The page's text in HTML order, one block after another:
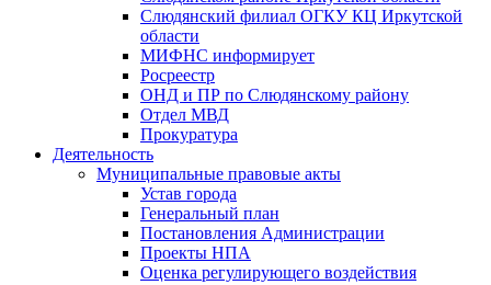
Слюдянский филиал ОГКУ КЦ Иркутской
области
МИФНС информирует
Росреестр
ОНД и ПР по Слюдянскому району
Отдел МВД
Прокуратура
Деятельность
Муниципальные правовые акты
Устав города
Генеральный план
Постановления Администрации
Проекты НПА
Оценка регулирующего воздействия